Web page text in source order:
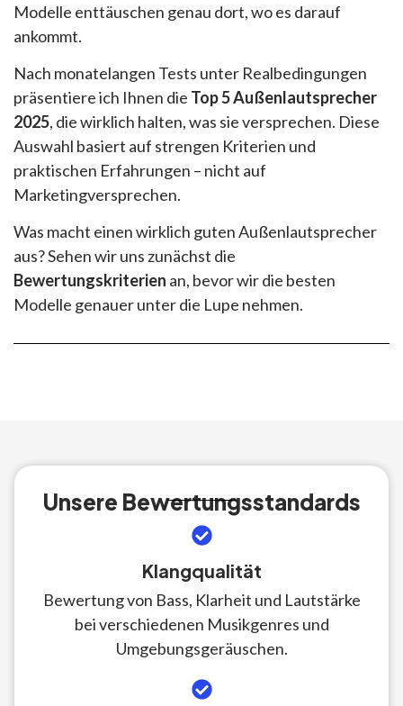
Modelle enttäuschen genau dort, wo es darauf
ankommt.
Nach monatelangen Tests unter Realbedingungen
präsentiere ich Ihnen die Top 5 Außenlautsprecher
2025, die wirklich halten, was sie versprechen. Diese
Auswahl basiert auf strengen Kriterien und
praktischen Erfahrungen – nicht auf
Marketingversprechen.
Was macht einen wirklich guten Außenlautsprecher
aus? Sehen wir uns zunächst die
Bewertungskriterien an, bevor wir die besten
Modelle genauer unter die Lupe nehmen.
Unsere Bewertungsstandards
Klangqualität
Bewertung von Bass, Klarheit und Lautstärke
bei verschiedenen Musikgenres und
Umgebungsgeräuschen.